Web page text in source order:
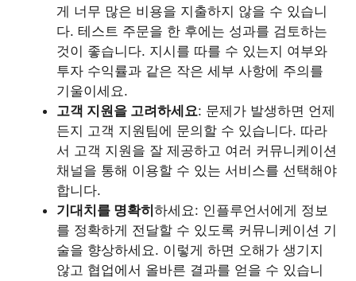
게 너무 많은 비용을 지출하지 않을 수 있습니
다. 테스트 주문을 한 후에는 성과를 검토하는
것이 좋습니다. 지시를 따를 수 있는지 여부와
투자 수익률과 같은 작은 세부 사항에 주의를
기울이세요.
고객 지원을 고려하세요: 문제가 발생하면 언제
든지 고객 지원팀에 문의할 수 있습니다. 따라
서 고객 지원을 잘 제공하고 여러 커뮤니케이션
채널을 통해 이용할 수 있는 서비스를 선택해야
합니다.
기대치를 명확히 하세요: 인플루언서에게 정보
를 정확하게 전달할 수 있도록 커뮤니케이션 기
술을 향상하세요. 이렇게 하면 오해가 생기지
않고 협업에서 올바른 결과를 얻을 수 있습니